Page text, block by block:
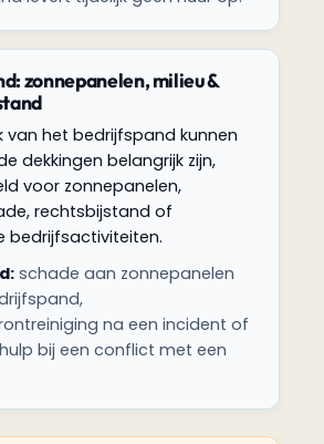
zonnepanelen, milieu &
van het bedrijfspand kunnen
dekkingen belangrijk zijn,
voor zonnepanelen,
rechtsbijstand of
bedrijfsactiviteiten.
schade aan zonnepanelen
na een incident of
bij een conflict met een